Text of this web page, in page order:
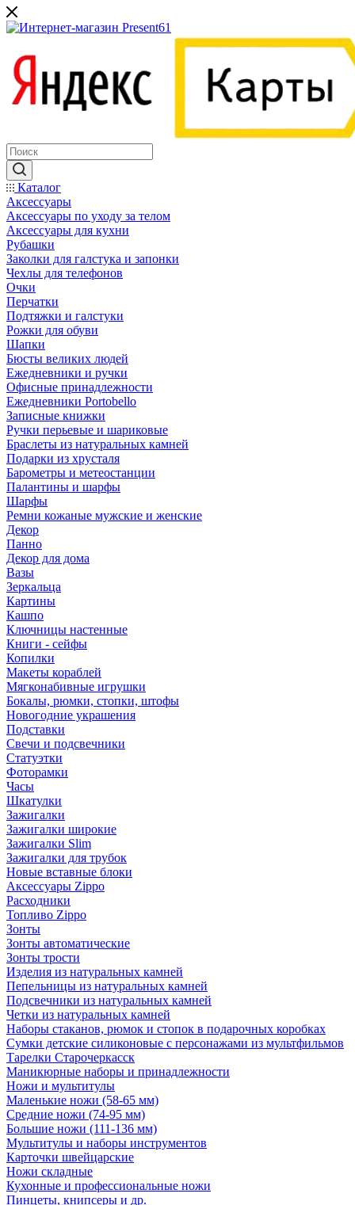
Каталог
Аксессуары
Аксессуары по уходу за телом
Аксессуары для кухни
Рубашки
Заколки для галстука и запонки
Чехлы для телефонов
Очки
Перчатки
Подтяжки и галстуки
Рожки для обуви
Шапки
Бюсты великих людей
Ежедневники и ручки
Офисные принадлежности
Ежедневники Portobello
Записные книжки
Ручки перьевые и шариковые
Браслеты из натуральных камней
Подарки из хрусталя
Барометры и метеостанции
Палантины и шарфы
Шарфы
Ремни кожаные мужские и женские
Декор
Панно
Декор для дома
Вазы
Зеркальца
Картины
Кашпо
Ключницы настенные
Книги - сейфы
Копилки
Макеты кораблей
Мягконабивные игрушки
Бокалы, рюмки, стопки, штофы
Новогодние украшения
Подставки
Свечи и подсвечники
Статуэтки
Фоторамки
Часы
Шкатулки
Зажигалки
Зажигалки широкие
Зажигалки Slim
Зажигалки для трубок
Новые вставные блоки
Аксессуары Zippo
Расходники
Топливо Zippo
Зонты
Зонты автоматические
Зонты трости
Изделия из натуральных камней
Пепельницы из натуральных камней
Подсвечники из натуральных камней
Четки из натуральных камней
Наборы стаканов, рюмок и стопок в подарочных коробках
Сумки детские силиконовые с персонажами из мультфильмов
Тарелки Старочеркасск
Маникюрные наборы и принадлежности
Ножи и мультитулы
Маленькие ножи (58-65 мм)
Средние ножи (74-95 мм)
Большие ножи (111-136 мм)
Мультитулы и наборы инструментов
Карточки швейцарские
Ножи складные
Кухонные и профессиональные ножи
Пинцеты, книпсеры и др.